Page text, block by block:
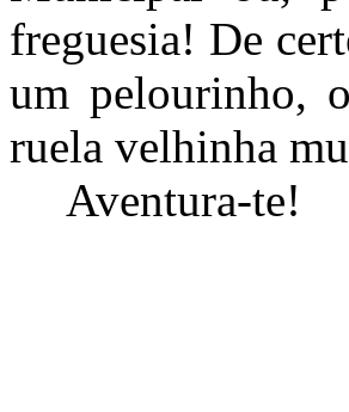
freguesia! De
um pelourinho,
ruela velhinha
Aventura-te!